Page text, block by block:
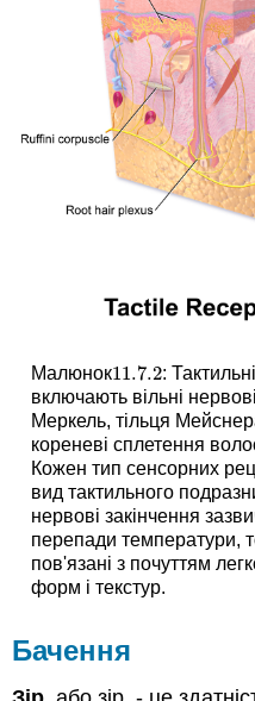
Малюнок11.7.2
11.7.2:
включають вільні
Меркель, тільця
кореневі сплетення
Кожен тип сенсорних
вид тактильного
нервові закінчення
перепади температури,
пов'язані з почуттям
форм і текстур.
Бачення